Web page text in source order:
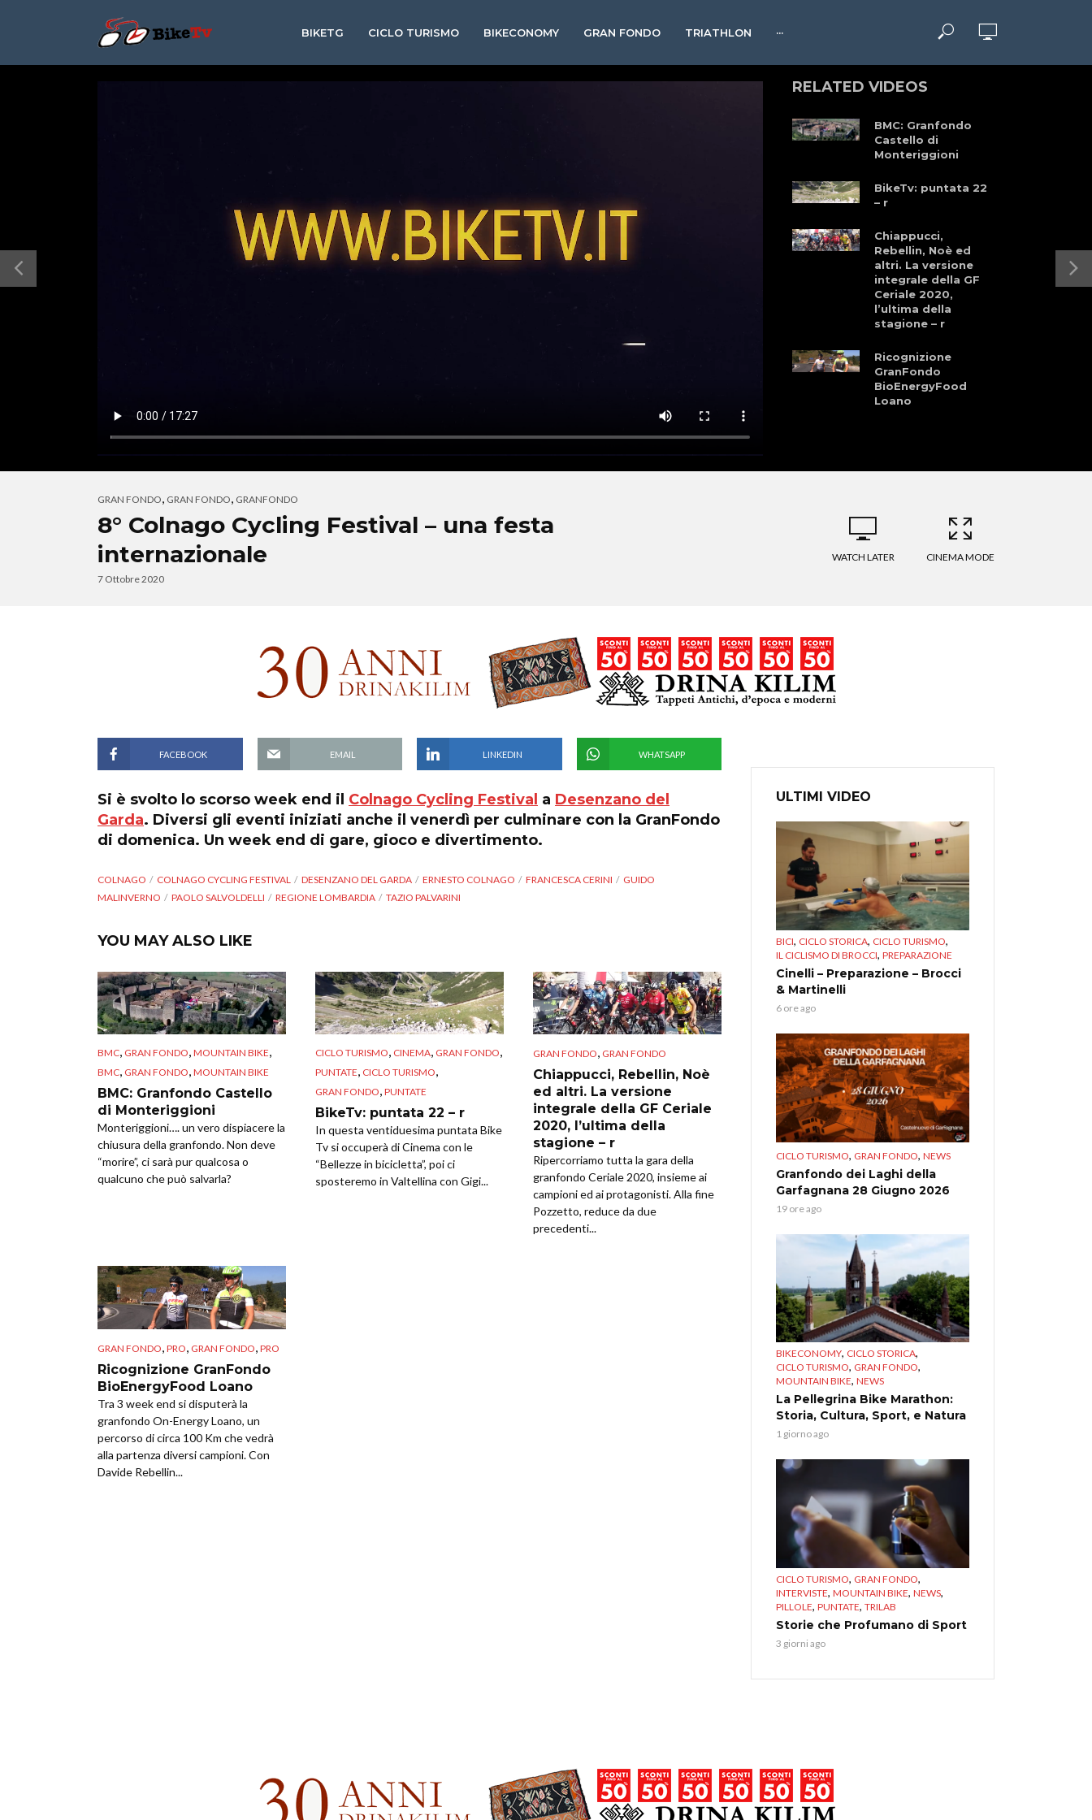
BIKETG CICLO TURISMO BIKECONOMY GRAN FONDO TRIATHLON ···
RELATED VIDEOS
BMC: Granfondo
Castello di
Monteriggioni
BikeTv: puntata 22
– r
Chiappucci,
Rebellin, Noè ed
altri. La versione
integrale della GF
Ceriale 2020,
l’ultima della
stagione – r
Ricognizione
GranFondo
BioEnergyFood
Loano
GRAN FONDO, GRAN FONDO, GRANFONDO
8° Colnago Cycling Festival – una festa
internazionale
7 Ottobre 2020
WATCH LATER CINEMA MODE
FACEBOOK EMAIL LINKEDIN WHATSAPP
Si è svolto lo scorso week end il Colnago Cycling Festival a Desenzano del
Garda. Diversi gli eventi iniziati anche il venerdì per culminare con la GranFondo
di domenica. Un week end di gare, gioco e divertimento.
COLNAGO COLNAGO CYCLING FESTIVAL DESENZANO DEL GARDA ERNESTO COLNAGO FRANCESCA CERINI
GUIDO
MALINVERNO
PAOLO SALVOLDELLI REGIONE LOMBARDIA TAZIO PALVARINI
YOU MAY ALSO LIKE
BMC, GRAN FONDO, MOUNTAIN BIKE,
BMC, GRAN FONDO, MOUNTAIN BIKE
BMC: Granfondo Castello
di Monteriggioni
Monteriggioni…. un vero dispiacere la
chiusura della granfondo. Non deve
“morire”, ci sarà pur qualcosa o
qualcuno che può salvarla?
CICLO TURISMO, CINEMA, GRAN FONDO,
PUNTATE, CICLO TURISMO,
GRAN FONDO, PUNTATE
BikeTv: puntata 22 – r
In questa ventiduesima puntata Bike
Tv si occuperà di Cinema con le
“Bellezze in bicicletta”, poi ci
sposteremo in Valtellina con Gigi...
GRAN FONDO, GRAN FONDO
Chiappucci, Rebellin, Noè
ed altri. La versione
integrale della GF Ceriale
2020, l’ultima della
stagione – r
Ripercorriamo tutta la gara della
granfondo Ceriale 2020, insieme ai
campioni ed ai protagonisti. Alla fine
Pozzetto, reduce da due
precedenti...
GRAN FONDO PRO GRAN FONDO PRO
Ricognizione GranFondo
BioEnergyFood Loano
Tra 3 week end si disputerà la
granfondo On-Energy Loano, un
percorso di circa 100 Km che vedrà
alla partenza diversi campioni. Con
Davide Rebellin...
ULTIMI VIDEO
BICI, CICLO STORICA, CICLO TURISMO,
IL CICLISMO DI BROCCI, PREPARAZIONE
Cinelli – Preparazione – Brocci
& Martinelli
6 ore ago
CICLO TURISMO, GRAN FONDO, NEWS
Granfondo dei Laghi della
Garfagnana 28 Giugno 2026
19 ore ago
BIKECONOMY, CICLO STORICA,
CICLO TURISMO, GRAN FONDO,
MOUNTAIN BIKE, NEWS
La Pellegrina Bike Marathon:
Storia, Cultura, Sport, e Natura
1 giorno ago
CICLO TURISMO, GRAN FONDO,
INTERVISTE, MOUNTAIN BIKE, NEWS,
PILLOLE, PUNTATE, TRILAB
Storie che Profumano di Sport
3 giorni ago